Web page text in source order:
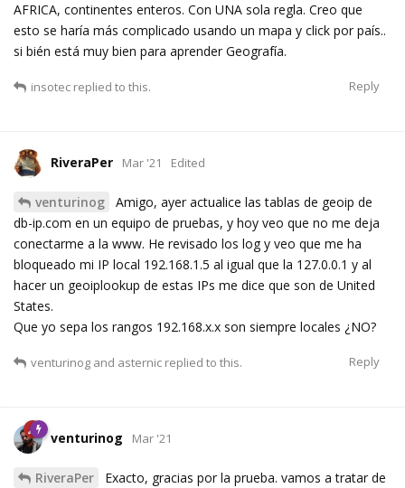
AFRICA, continentes enteros. Con UNA sola regla. Creo que
esto se haría más complicado usando un mapa y click por país..
si bién está muy bien para aprender Geografía.
Reply
insotec replied to this.
RiveraPer Mar '21 Edited
venturinog
Amigo, ayer actualice las tablas de geoip de
db-ip.com en un equipo de pruebas, y hoy veo que no me deja
conectarme a la www. He revisado los log y veo que me ha
bloqueado mi IP local 192.168.1.5 al igual que la 127.0.0.1 y al
hacer un geoiplookup de estas IPs me dice que son de United
States.
Que yo sepa los rangos 192.168.x.x son siempre locales ¿NO?
Reply
venturinog and asternic replied to this.
venturinog Mar '21
RiveraPer
Exacto, gracias por la prueba. vamos a tratar de